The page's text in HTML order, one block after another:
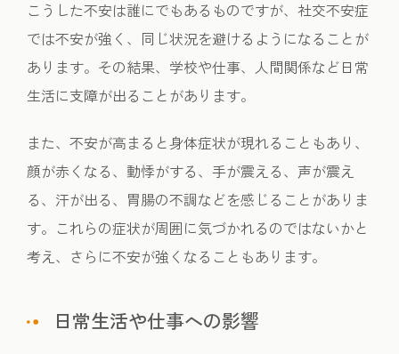
こうした不安は誰にでもあるものですが、社交不安症
では不安が強く、同じ状況を避けるようになることが
あります。その結果、学校や仕事、人間関係など日常
生活に支障が出ることがあります。
また、不安が高まると身体症状が現れることもあり、
顔が赤くなる、動悸がする、手が震える、声が震え
る、汗が出る、胃腸の不調などを感じることがありま
す。これらの症状が周囲に気づかれるのではないかと
考え、さらに不安が強くなることもあります。
日常生活や仕事への影響